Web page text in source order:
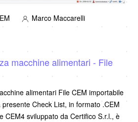
Marco Maccarelli
macchine alimentari - File
alimentari File CEM importabile
Check List, in formato .CEM
CEM4 sviluppato da Certifico S.r.l., è